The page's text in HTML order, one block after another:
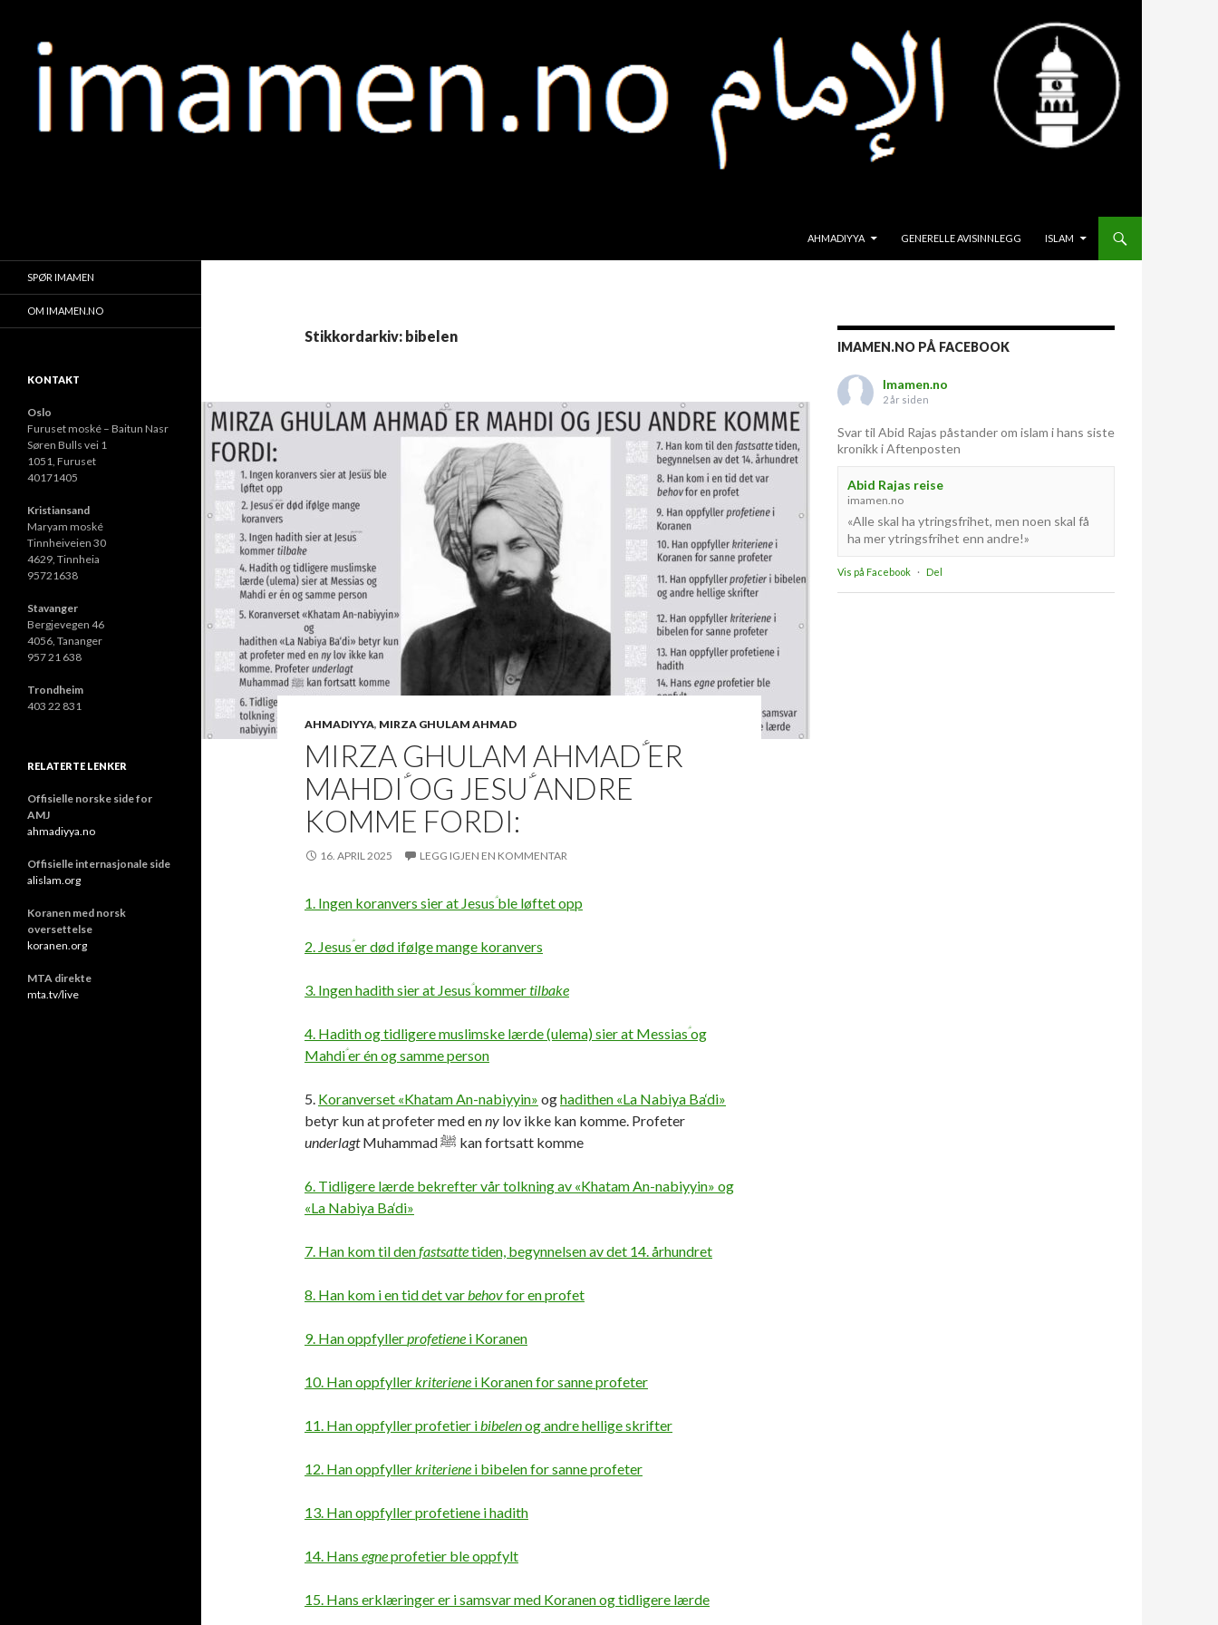
AHMADIYYA
GENERELLE AVISINNLEGG ISLAM
Stikkordarkiv: bibelen
AHMADIYYA, MIRZA GHULAM AHMAD
MIRZA GHULAM AHMADؑ ER
MAHDIؑ OG JESUؑ ANDRE
KOMME FORDI:
16. APRIL 2025 LEGG IGJEN EN KOMMENTAR
1. Ingen koranvers sier at Jesusؑ ble løftet opp
2. Jesusؑ er død ifølge mange koranvers
3. Ingen hadith sier at Jesusؑ kommertilbake
4. Hadith og tidligere muslimske lærde (ulema) sier at Messiasؑ og
Mahdiؑ er én og samme person
5. Koranverset «Khatam An-nabiyyin» oghadithen «La Nabiya Ba‘di»
betyr kun at profeter med enny lov ikke kan komme. Profeter
underlagt
Muhammad ﷺ kan fortsatt komme
6. Tidligere lærde bekrefter vår tolkning av «Khatam An-nabiyyin» og
«La Nabiya Ba‘di»
7. Han kom til denfastsattetiden, begynnelsen av det 14. århundret
8. Han kom i en tid det varbehovfor en profet
9. Han oppfyllerprofetiene i Koranen
10. Han oppfyllerkriteriene i Koranen for sanne profeter
11. Han oppfyller profetier ibibelenog andre hellige skrifter
12. Han oppfyllerkriteriene i bibelen for sanne profeter
13. Han oppfyller profetiene i hadith
14. Hans egneprofetier ble oppfylt
15. Hans erklæringer er i samsvar med Koranen og tidligere lærde
IMAMEN.NO PÅ FACEBOOK
Imamen.no
2 år siden
Svar til Abid Rajas påstander om islam i hans siste
kronikk i Aftenposten
Abid Rajas reise
imamen.no
«Alle skal ha ytringsfrihet, men noen skal få
ha mer ytringsfrihet enn andre!»
Vis på Facebook · Del
SPØR IMAMEN
OM IMAMEN.NO
KONTAKT
Oslo
Furuset moské – Baitun Nasr
Søren Bulls vei 1
1051, Furuset
40171405
Kristiansand
Maryam moské
Tinnheiveien 30
4629, Tinnheia
95721638
Stavanger
Bergjevegen 46
4056, Tananger
957 21 638
Trondheim
403 22 831
RELATERTE LENKER
Offisielle norske side for
AMJ
ahmadiyya.no
Offisielle internasjonale side
alislam.org
Koranen med norsk
oversettelse
koranen.org
MTA direkte
mta.tv/live